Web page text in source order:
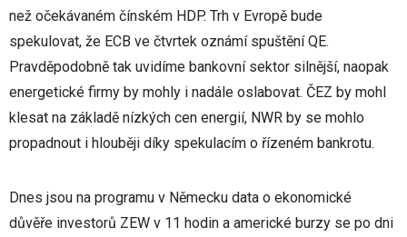
než očekávaném čínském HDP. Trh v Evropě bude
spekulovat, že ECB ve čtvrtek oznámí spuštění QE.
Pravděpodobně tak uvidíme bankovní sektor silnější, naopak
energetické firmy by mohly i nadále oslabovat. ČEZ by mohl
klesat na základě nízkých cen energií, NWR by se mohlo
propadnout i hlouběji díky spekulacím o řízeném bankrotu.
Dnes jsou na programu v Německu data o ekonomické
důvěře investorů ZEW v 11 hodin a americké burzy se po dni